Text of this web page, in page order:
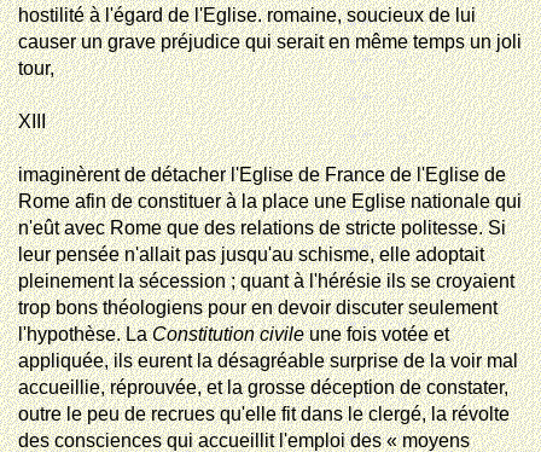
hostilité à l'égard de l'Eglise.romaine, soucieux de lui
causer un grave préjudice qui serait en même temps un joli
tour,
XIII
imaginèrentde détacher l'Eglise de France de l'Eglise de
Rome afin de constituer à la place une Eglise nationale qui
n'eût avec Rome que des relations de stricte politesse. Si
leur pensée n'allait pas jusqu'au schisme, elle adoptait
pleinement la sécession ; quant à l'hérésie ils se croyaient
trop bons théologiens pour en devoir discuter seulement
l'hypothèse. LaConstitution civileune fois votée et
appliquée, ils eurent la désagréable surprise de la voir mal
accueillie, réprouvée, et la grosse déception de constater,
outre le peu de recrues qu'elle fit dans le clergé, la révolte
des consciences qui accueillit l'emploi des « moyens